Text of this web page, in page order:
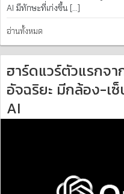
AI มีทักษะที่เก่งขึ้น […]
อ่านทั้งหมด
ฮาร์ดแวร์ตัวแรกจา
อัจฉริยะ มีกล้อง-เ
AI